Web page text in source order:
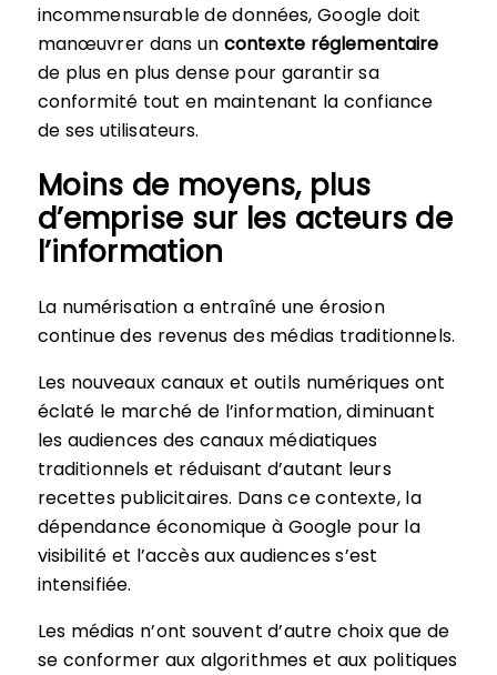
incommensurable de données, Google doit
manœuvrer dans un contexte réglementaire
de plus en plus dense pour garantir sa
conformité tout en maintenant la confiance
de ses utilisateurs.
Moins de moyens, plus
d’emprise sur les acteurs de
l’information
La numérisation a entraîné une érosion
continue des revenus des médias traditionnels.
Les nouveaux canaux et outils numériques ont
éclaté le marché de l’information, diminuant
les audiences des canaux médiatiques
traditionnels et réduisant d’autant leurs
recettes publicitaires. Dans ce contexte, la
dépendance économique à Google pour la
visibilité et l’accès aux audiences s’est
intensifiée.
Les médias n’ont souvent d’autre choix que de
se conformer aux algorithmes et aux politiques